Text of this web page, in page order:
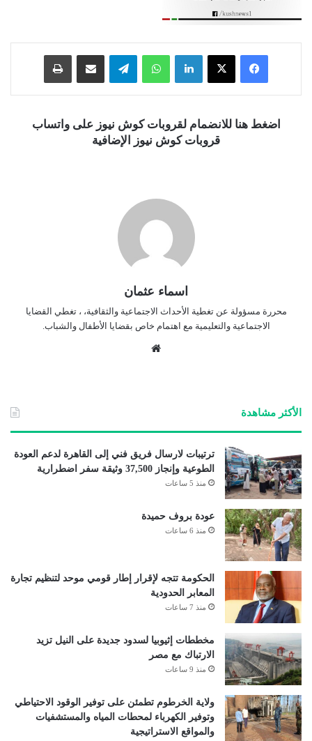
فيسبوك ‫X لينكدإن واتساب تيلقرام
اضغط هنا للانضمام لقروبات كوش نيوز على واتساب
قروبات كوش نيوز الإضافية
اسماء عثمان
محررة مسؤولة عن تغطية الأحداث الاجتماعية والثقافية، ، تغطي القضايا
الاجتماعية والتعليمية مع اهتمام خاص بقضايا الأطفال والشباب.
الأكثر مشاهدة
ترتيبات لارسال فريق فني إلى القاهرة لدعم العودة
الطوعية وإنجاز 37,500 وثيقة سفر اضطرارية
منذ 5 ساعات
عودة بروف حميدة
منذ 6 ساعات
الحكومة تتجه لإقرار إطار قومي موحد لتنظيم تجارة
المعابر الحدودية
منذ 7 ساعات
مخططات إثيوبيا لسدود جديدة على النيل تزيد
الارتباك مع مصر
منذ 9 ساعات
ولاية الخرطوم تطمئن على توفير الوقود الاحتياطي
وتوفير الكهرباء لمحطات المياه والمستشفيات
والمواقع الاستراتيجية